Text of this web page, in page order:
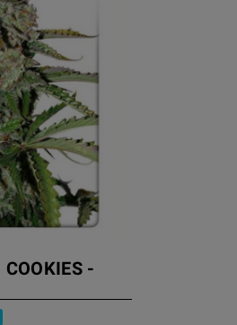
COOKIES -